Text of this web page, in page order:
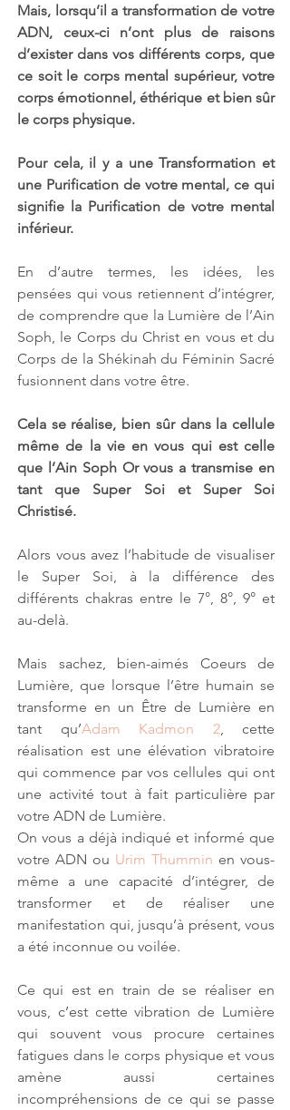
Mais, lorsqu’il a transformation de votre
ADN, ceux-ci n’ont plus de raisons
d’exister dans vos différents corps, que
ce soit le corps mental supérieur, votre
corps émotionnel, éthérique et bien sûr
le corps physique.
Pour cela, il y a une Transformation et
une Purification de votre mental, ce qui
signifie la Purification de votre mental
inférieur.
En d’autre termes, les idées, les
pensées qui vous retiennent d’intégrer,
de comprendre que la Lumière de l’Ain
Soph, le Corps du Christ en vous et du
Corps de la Shékinah du Féminin Sacré
fusionnent dans votre être.
Cela se réalise, bien sûr dans la cellule
même de la vie en vous qui est celle
que l’Ain Soph Or vous a transmise en
tant que Super Soi et Super Soi
Christisé.
Alors vous avez l’habitude de visualiser
le Super Soi, à la différence des
différents chakras entre le 7°, 8°, 9° et
au-delà.
Mais sachez, bien-aimés Coeurs de
Lumière, que lorsque l’être humain se
transforme en un Être de Lumière en
tant qu’Adam Kadmon 2, cette
réalisation est une élévation vibratoire
qui commence par vos cellules qui ont
une activité tout à fait particulière par
votre ADN de Lumière.
On vous a déjà indiqué et informé que
votre ADN ou Urim Thummin en vous-
même a une capacité d’intégrer, de
transformer et de réaliser une
manifestation qui, jusqu’à présent, vous
a été inconnue ou voilée.
Ce qui est en train de se réaliser en
vous, c’est cette vibration de Lumière
qui souvent vous procure certaines
fatigues dans le corps physique et vous
amène aussi certaines
incompréhensions de ce qui se passe